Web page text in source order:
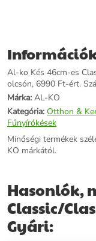
Al-ko Kés 46cm-es
olcsón, 6990 Ft-ért.
Márka: AL-KO
Kategória: Otthon &
Fűnyírókések
Minőségi termékek
KO márkától.
Hasonlók,
Classic/
Gyári: